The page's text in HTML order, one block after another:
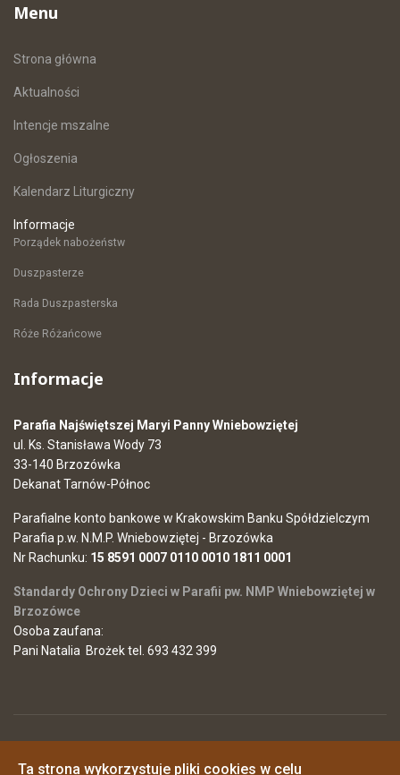
Menu
Strona główna
Aktualności
Intencje mszalne
Ogłoszenia
Kalendarz Liturgiczny
Informacje
Porządek nabożeństw
Duszpasterze
Rada Duszpasterska
Róże Różańcowe
Informacje
Parafia Najświętszej Maryi Panny Wniebowziętej
ul. Ks. Stanisława Wody 73
33-140 Brzozówka
Dekanat Tarnów-Północ
Parafialne konto bankowe w Krakowskim Banku Spółdzielczym
Parafia p.w. N.M.P. Wniebowziętej - Brzozówka
Nr Rachunku: 15 8591 0007 0110 0010 1811 0001
Standardy Ochrony Dzieci w Parafii pw. NMP Wniebowziętej w
Brzozówce
Osoba zaufana:
Pani Natalia Brożek tel. 693 432 399
Brzozówce
Ta strona wykorzystuje pliki cookies w celu